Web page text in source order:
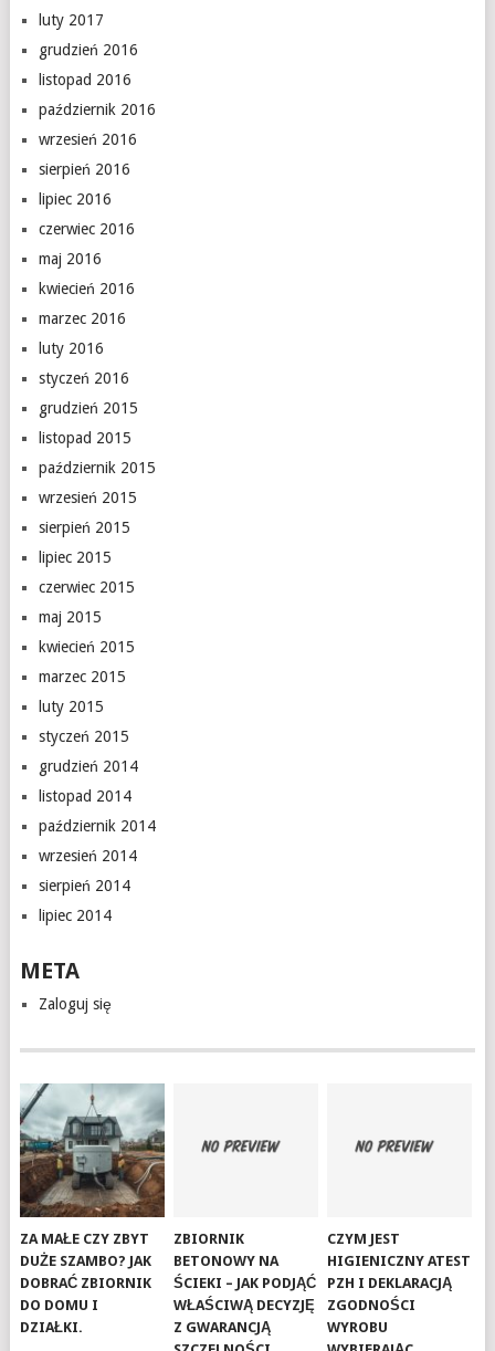
luty 2017
grudzień 2016
listopad 2016
październik 2016
wrzesień 2016
sierpień 2016
lipiec 2016
czerwiec 2016
maj 2016
kwiecień 2016
marzec 2016
luty 2016
styczeń 2016
grudzień 2015
listopad 2015
październik 2015
wrzesień 2015
sierpień 2015
lipiec 2015
czerwiec 2015
maj 2015
kwiecień 2015
marzec 2015
luty 2015
styczeń 2015
grudzień 2014
listopad 2014
październik 2014
wrzesień 2014
sierpień 2014
lipiec 2014
META
Zaloguj się
ZA MAŁE CZY ZBYT
DUŻE SZAMBO? JAK
DOBRAĆ ZBIORNIK
DO DOMU I
DZIAŁKI.
ZBIORNIK
BETONOWY NA
ŚCIEKI – JAK PODJĄĆ
WŁAŚCIWĄ DECYZJĘ
Z GWARANCJĄ
CZYM JEST
HIGIENICZNY ATEST
PZH I DEKLARACJĄ
ZGODNOŚCI
WYROBU